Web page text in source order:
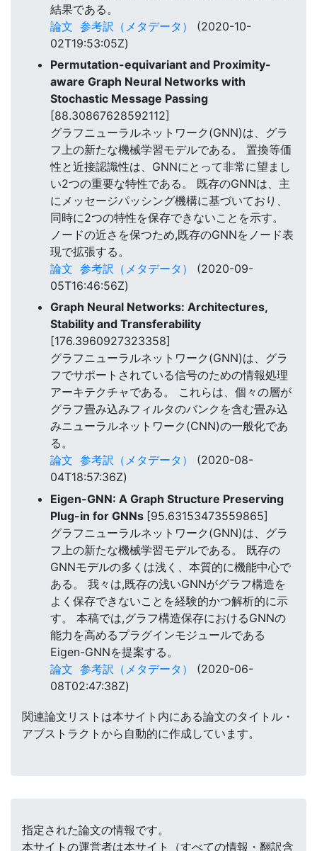
結果である。
論文 参考訳（メタデータ）
(2020-10-
02T19:53:05Z)
Permutation-equivariant and Proximity-
aware Graph Neural Networks with
Stochastic Message Passing
[88.30867628592112]
グラフニューラルネットワーク(GNN)は、グラ
フ上の新たな機械学習モデルである。 置換等価
性と近接認識性は、GNNにとって非常に望まし
い2つの重要な特性である。 既存のGNNは、主
にメッセージパッシング機構に基づいており、
同時に2つの特性を保存できないことを示す。
ノードの近さを保つため,既存のGNNをノード表
現で拡張する。
論文 参考訳（メタデータ）
(2020-09-
05T16:46:56Z)
Graph Neural Networks: Architectures,
Stability and Transferability
[176.3960927323358]
グラフニューラルネットワーク(GNN)は、グラ
フでサポートされている信号のための情報処理
アーキテクチャである。 これらは、個々の層が
グラフ畳み込みフィルタのバンクを含む畳み込
みニューラルネットワーク(CNN)の一般化であ
る。
論文 参考訳（メタデータ）
(2020-08-
04T18:57:36Z)
Eigen-GNN: A Graph Structure Preserving
Plug-in for GNNs [95.63153473559865]
グラフニューラルネットワーク(GNN)は、グラ
フ上の新たな機械学習モデルである。 既存の
GNNモデルの多くは浅く、本質的に機能中心で
ある。 我々は,既存の浅いGNNがグラフ構造を
よく保存できないことを経験的かつ解析的に示
す。 本稿では,グラフ構造保存におけるGNNの
能力を高めるプラグインモジュールである
Eigen-GNNを提案する。
論文 参考訳（メタデータ）
(2020-06-
08T02:47:38Z)
関連論文リストは本サイト内にある論文のタイトル・
アブストラクトから自動的に作成しています。
指定された論文の情報です。
本サイトの運営者は本サイト（すべての情報・翻訳含